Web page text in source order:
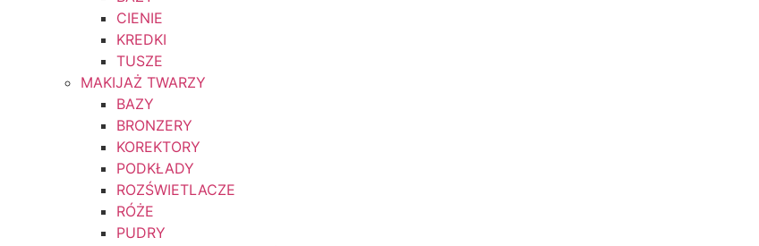
CIENIE
KREDKI
TUSZE
MAKIJAŻ TWARZY
BAZY
BRONZERY
KOREKTORY
PODKŁADY
ROZŚWIETLACZE
RÓŻE
PUDRY